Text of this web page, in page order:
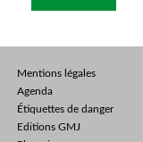
Mentions légales
Agenda
Étiquettes de danger
Editions GMJ